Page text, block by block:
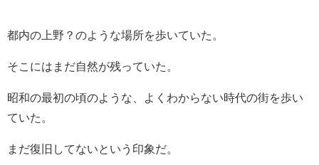
都内の上野？のような場所を歩いていた。
そこにはまだ自然が残っていた。
昭和の最初の頃のような、よくわからない時代の街を歩い
ていた。
まだ復旧してないという印象だ。